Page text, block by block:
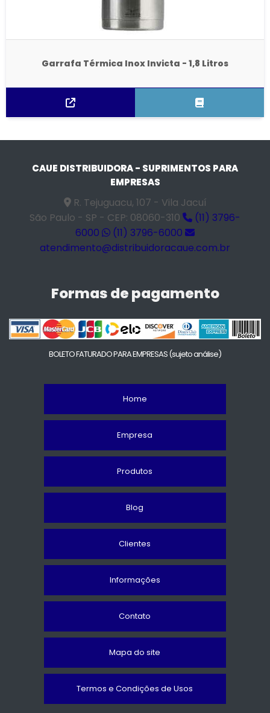
Garrafa Térmica Inox Invicta - 1,8 Litros
CAUE DISTRIBUIDORA - SUPRIMENTOS PARA
EMPRESAS
R. Tejuguacu, 107 - Vila Jacuí
São Paulo - SP - CEP: 08060-310
(11) 3796-
6000
(11) 3796-6000
atendimento@distribuidoracaue.com.br
Formas de pagamento
BOLETO FATURADO PARA EMPRESAS(sujeto análise)
Home
Empresa
Produtos
Blog
Clientes
Informações
Contato
Mapa do site
Termos e Condições de Usos